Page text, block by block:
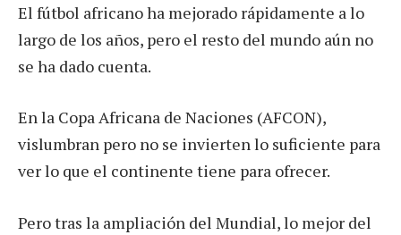
El fútbol africano ha mejorado rápidamente a lo
largo de los años, pero el resto del mundo aún no
se ha dado cuenta.
En la Copa Africana de Naciones (AFCON),
vislumbran pero no se invierten lo suficiente para
ver lo que el continente tiene para ofrecer.
Pero tras la ampliación del Mundial, lo mejor del